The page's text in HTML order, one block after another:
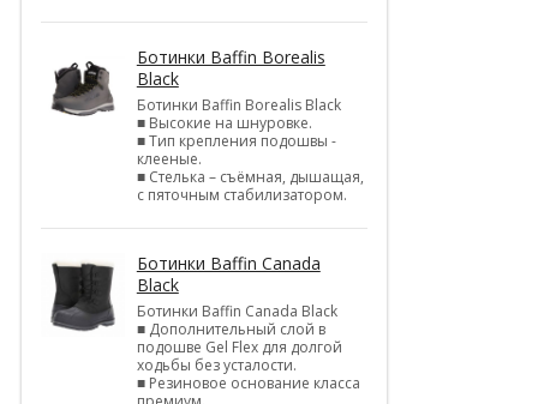
Ботинки Baffin Borealis
Black
Ботинки Baffin Borealis Black
■ Высокие на шнуровке.
■ Тип крепления подошвы -
клееные.
■ Стелька – съёмная, дышащая,
с пяточным стабилизатором.
Ботинки Baffin Canada
Black
Ботинки Baffin Canada Black
■ Дополнительный слой в
подошве Gel Flex для долгой
ходьбы без усталости.
■ Резиновое основание класса